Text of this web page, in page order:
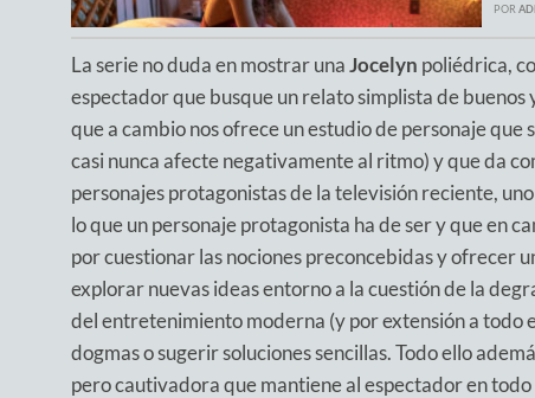
POR
La serie no duda en mostrar unaJocelyn poliédrica,
espectador que busque un relato simplista de
que a cambio nos ofrece un estudio de personaje que
casi nunca afecte negativamente al ritmo) y que da
personajes protagonistas de la televisión reciente,
lo que un personaje protagonista ha de ser y que en
por cuestionar las nociones preconcebidas y ofrecer
explorar nuevas ideas entorno a la cuestión de la
del entretenimiento moderna (y por extensión a todo
dogmas o sugerir soluciones sencillas. Todo ello
pero cautivadora que mantiene al espectador en